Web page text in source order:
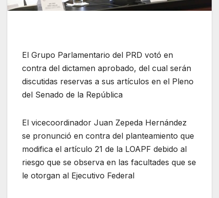
El Grupo Parlamentario del PRD votó en
contra del dictamen aprobado, del cual serán
discutidas reservas a sus artículos en el Pleno
del Senado de la República
El vicecoordinador Juan Zepeda Hernández
se pronunció en contra del planteamiento que
modifica el artículo 21 de la LOAPF debido al
riesgo que se observa en las facultades que se
le otorgan al Ejecutivo Federal